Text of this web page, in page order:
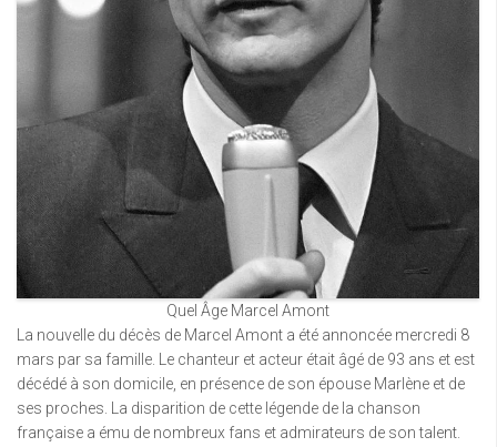
Quel Âge Marcel Amont
La nouvelle du décès de Marcel Amont a été annoncée mercredi 8
mars par sa famille. Le chanteur et acteur était âgé de 93 ans et est
décédé à son domicile, en présence de son épouse Marlène et de
ses proches. La disparition de cette légende de la chanson
française a ému de nombreux fans et admirateurs de son talent.